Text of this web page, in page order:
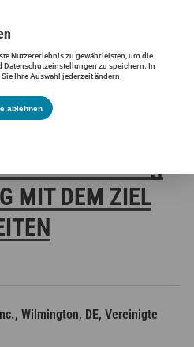
DEM ZIEL D
V
Wilmington, DE, Vereinigte
Nutzererlebnis zu gewährleisten, um die
Datenschutzeinstellungen zu speichern. In
Ihre Auswahl jederzeit ändern.
ablehnen